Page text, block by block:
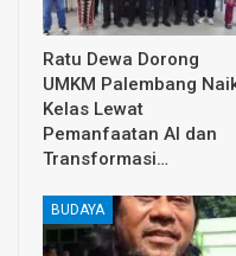
Ratu Dewa Dorong
UMKM Palembang
Kelas Lewat
Pemanfaatan AI dan
Transformasi…
BUDAYA